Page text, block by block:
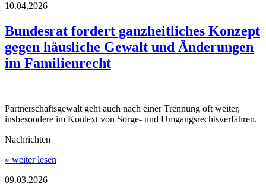
10.04.2026
Bundesrat fordert ganzheitliches Konzept
gegen häusliche Gewalt und Änderungen
im Familienrecht
Partnerschaftsgewalt geht auch nach einer Trennung oft weiter,
insbesondere im Kontext von Sorge- und Umgangsrechtsverfahren.
Nachrichten
» weiter lesen
09.03.2026